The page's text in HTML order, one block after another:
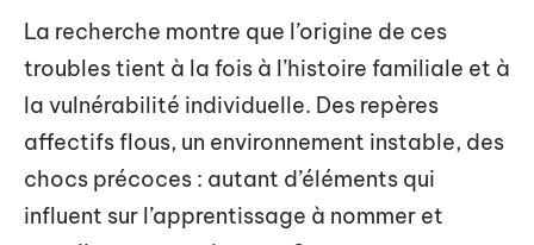
La recherche montre que l’origine de ces
troubles tient à la fois à l’histoire familiale et à
la vulnérabilité individuelle. Des repères
affectifs flous, un environnement instable, des
chocs précoces : autant d’éléments qui
influent sur l’apprentissage à nommer et